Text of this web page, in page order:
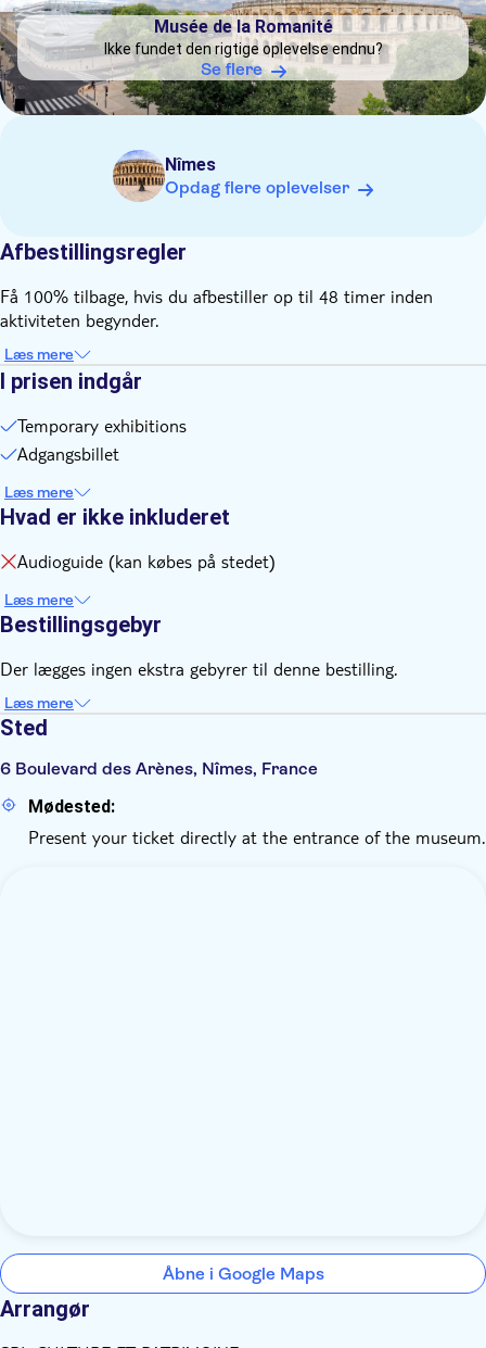
Musée de la Romanité
Ikke fundet den rigtige oplevelse endnu?
Se flere
Nîmes
Opdag flere oplevelser
Afbestillingsregler
Få 100% tilbage, hvis du afbestiller op til 48 timer inden
aktiviteten begynder.
Læs mere
I prisen indgår
Temporary exhibitions
Adgangsbillet
Læs mere
Hvad er ikke inkluderet
Audioguide (kan købes på stedet)
Læs mere
Bestillingsgebyr
Der lægges ingen ekstra gebyrer til denne bestilling.
Læs mere
Sted
6 Boulevard des Arènes, Nîmes, France
Mødested:
Present your ticket directly at the entrance of the museum.
Åbne i Google Maps
Arrangør